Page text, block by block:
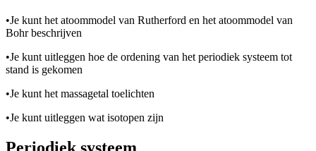
•Je kunt het atoommodel van Rutherford en het atoommodel van
Bohr beschrijven
•Je kunt uitleggen hoe de ordening van het periodiek systeem tot
stand is gekomen
•Je kunt het massagetal toelichten
•Je kunt uitleggen wat isotopen zijn
Periodiek systeem